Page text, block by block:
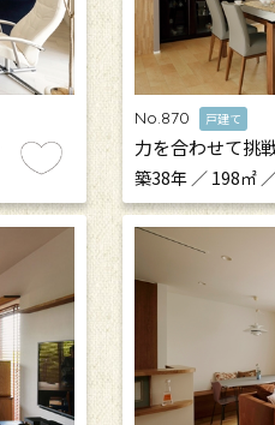
No.870 戸建て
力を合わせて挑
築38年 ／ 198㎡